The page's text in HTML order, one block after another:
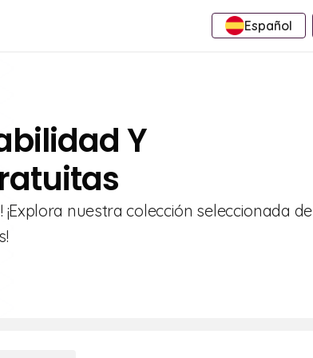
Español
Y
nuestra colección seleccionada de